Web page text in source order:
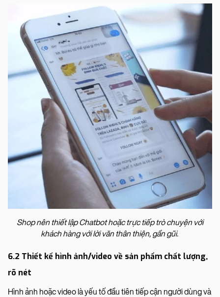
Shop nên thiết lập Chatbot hoặc trực tiếp trò chuyện với
khách hàng với lời văn thân thiện, gần gũi.
6.2 Thiết kế hình ảnh/video về sản phẩm chất lượng,
rõ nét
Hình ảnh hoặc video là yếu tố đầu tiên tiếp cận người dùng và